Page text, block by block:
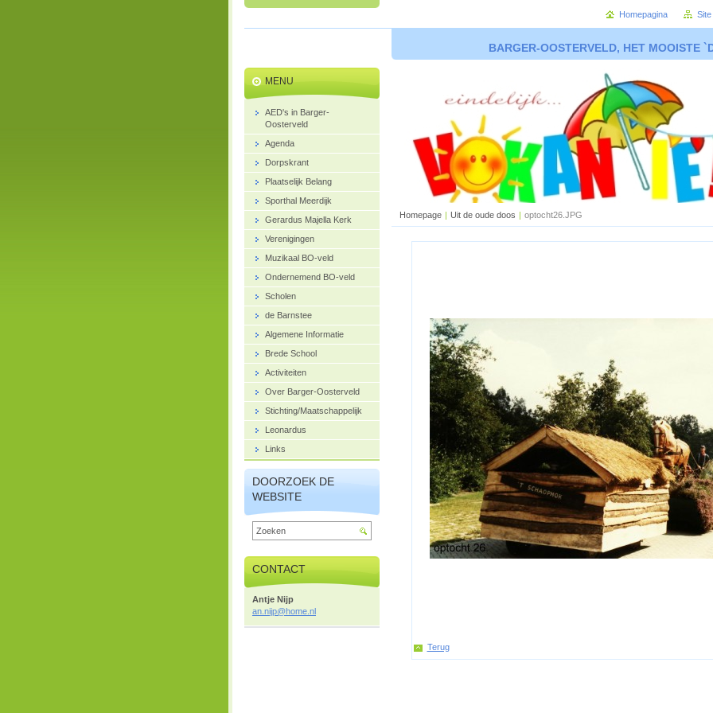
BARGER-OOSTERVELD, HET MOOISTE
Homepage | Uit de oude doos | optocht26.JPG
Terug
MENU
AED's in Barger-
Oosterveld
Agenda
Dorpskrant
Plaatselijk Belang
Sporthal Meerdijk
Gerardus Majella Kerk
Verenigingen
Muzikaal BO-veld
Ondernemend BO-veld
Scholen
de Barnstee
Algemene Informatie
Brede School
Activiteiten
Over Barger-Oosterveld
Stichting/Maatschappelijk
Leonardus
Links
DOORZOEK DE
WEBSITE
CONTACT
Antje Nijp
an.nijp@home.nl
Homepagina